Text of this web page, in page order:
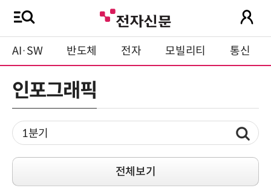
AI·SW 반도체 전자 모빌리티 통신
인포그래픽
전체보기